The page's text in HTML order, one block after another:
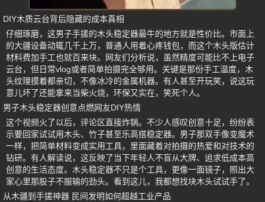
DIY木质云台背后隐藏的成本真相
仔细琢磨，这男子手搓的木头稳定器最牛的地方就是性价比。市面上
的大疆设备动辄几千上万，普通人用着心疼钱包，而这个木头版估计
材料费加手工也就百来块。网友们分析说，虽然精度可能比不上电子
云台，但日常vlog或者简单拍摄完全够用。关键是那份手工温度，木
头纹理摸着都亲切，不像冰冷的金属机器。有人甚至开玩笑，说这玩
意儿坏了还能拿来当柴火烧，环保又实在，笑死个人。
男子木头稳定器创意点燃网友DIY热情
这个视频火了以后，评论区直接炸锅。不少人感叹创意十足，纷纷表
示要回家试试用木头、竹子甚至乐高搭稳定器。男子那双手像变魔术
一样，把简单材料变成实用工具，里面藏着对拍摄的热爱和对技术的
钻研。有人解读说，这反映了当下年轻人不盲从大牌、追求低成本高
创意的生活态度。木头稳定器不只是个工具，更像一面镜子，照出大
家心里那股子不服输的劲头。看到这儿，我都想找块木头试试手了。
从木疆到手搓神器 民间发明如何超越工业产品